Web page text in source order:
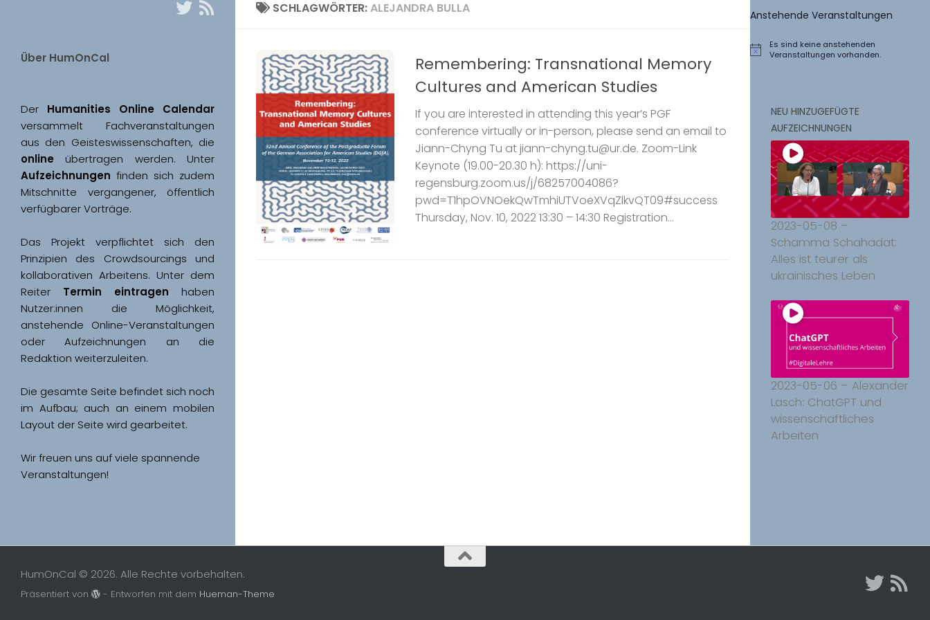
SCHLAGWÖRTER:ALEJANDRA BULLA
Remembering: Transnational Memory
Cultures and American Studies
If you are interested in attending this year’s PGF
conference virtually or in-person, please send an email to
Jiann-Chyng Tu at jiann-chyng.tu@ur.de. Zoom-Link
Keynote (19.00-20.30 h): https://uni-
regensburg.zoom.us/j/68257004086?
pwd=T1hpOVNOekQwTmhiUTVoeXVqZlkvQT09#success
Thursday, Nov. 10, 2022 13:30 – 14:30 Registration...
Über HumOnCal
Der
versammelt Fachveranstaltungen
online
Aufzeichnungen finden sich zudem
Mitschnitte vergangener, öffentlich
Das Projekt verpflichtet sich den
Prinzipien des Crowdsourcings und
kollaborativen Arbeitens. Unter dem
Reiter Termin eintragen haben
Nutzer:innen die Möglichkeit,
anstehende Online-Veranstaltungen
oder Aufzeichnungen an die
Redaktion weiterzuleiten.
Die gesamte Seite befindet sich noch
im Aufbau; auch an einem mobilen
Wir freuen uns auf viele spannende
Veranstaltungen!
Anstehende Veranstaltungen
Hinweis
Es sind keine anstehenden
Veranstaltungen vorhanden.
NEU HINZUGEFÜGTE
AUFZEICHNUNGEN
2023-05-08 –
Schamma Schahadat:
Alles ist teurer als
ukrainisches Leben
2023-05-06 – Alexander
Lasch: ChatGPT und
wissenschaftliches
Arbeiten
HumOnCal © 2026. Alle Rechte vorbehalten.
Präsentiert von - Entworfen mit dem Hueman-Theme